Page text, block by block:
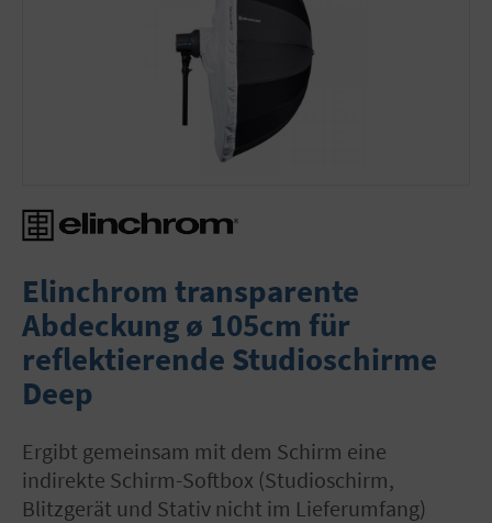
Elinchrom transparente
Abdeckung ø 105cm für
reflektierende Studioschirme
Deep
Ergibt gemeinsam mit dem Schirm eine
indirekte Schirm-Softbox (Studioschirm,
Blitzgerät und Stativ nicht im Lieferumfang)